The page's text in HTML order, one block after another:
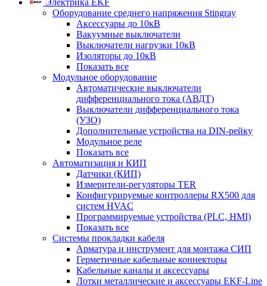
Электрика EKF
Оборудование среднего напряжения Stingray
Аксессуары до 10кВ
Вакуумные выключатели
Выключатели нагрузки 10кВ
Изоляторы до 10кВ
Показать все
Модульное оборудование
Автоматические выключатели
дифференциального тока (АВДТ)
Выключатели дифференциального тока
(УЗО)
Дополнительные устройства на DIN-рейку
Модульное реле
Показать все
Автоматизация и КИП
Датчики (КИП)
Измерители-регуляторы TER
Конфигурируемые контроллеры RX500 для
систем HVAC
Программируемые устройства (PLC, HMI)
Показать все
Системы прокладки кабеля
Арматура и инструмент для монтажа СИП
Герметичные кабельные коннекторы
Кабельные каналы и аксессуары
Лотки металлические и аксессуары EKF-Line